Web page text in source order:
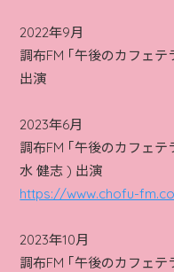
2022年9月
調布FM ｢午後のカフェ
出演
2023年6月
調布FM ｢午後のカフェ
水 健志 ) 出演
https://www.chofu-
2023年10月
調布FM ｢午後のカフェ